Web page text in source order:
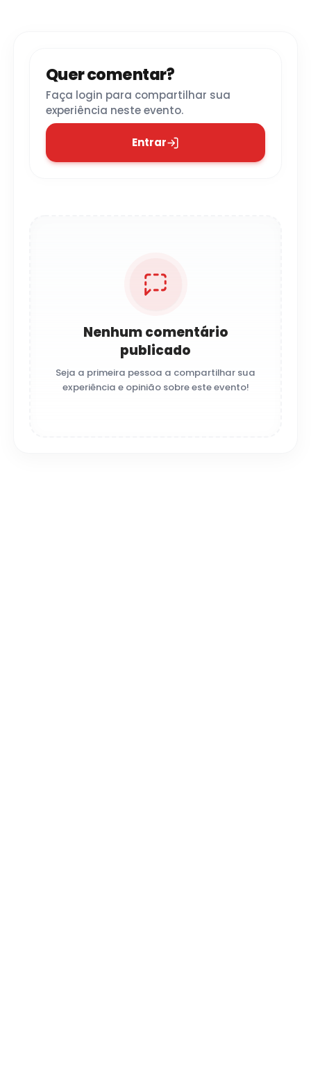
Quer comentar?
Faça login para compartilhar sua
experiência neste evento.
Entrar
Nenhum comentário
publicado
Seja a primeira pessoa a compartilhar sua
experiência e opinião sobre este evento!